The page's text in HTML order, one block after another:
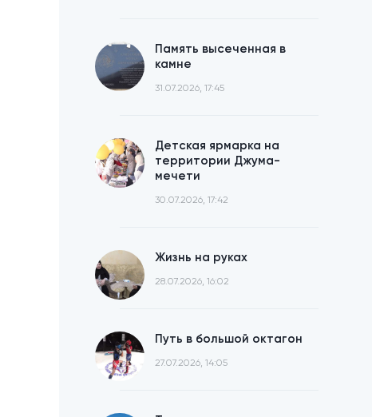
Память высеченная в
камне
31.07.2026, 17:45
Детская ярмарка на
территории Джума-
мечети
30.07.2026, 17:42
Жизнь на руках
28.07.2026, 16:02
Путь в большой октагон
27.07.2026, 14:05